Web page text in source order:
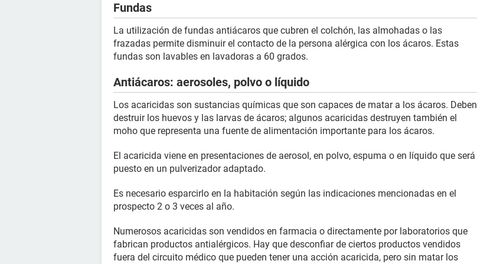
Fundas
La utilización de fundas antiácaros que cubren el colchón, las almohadas o las
frazadas permite disminuir el contacto de la persona alérgica con los ácaros. Estas
fundas son lavables en lavadoras a 60 grados.
Antiácaros: aerosoles, polvo o líquido
Los acaricidas son sustancias químicas que son capaces de matar a los ácaros. Deben
destruir los huevos y las larvas de ácaros; algunos acaricidas destruyen también el
moho que representa una fuente de alimentación importante para los ácaros.
El acaricida viene en presentaciones de aerosol, en polvo, espuma o en líquido que será
puesto en un pulverizador adaptado.
Es necesario esparcirlo en la habitación según las indicaciones mencionadas en el
prospecto 2 o 3 veces al año.
Numerosos acaricidas son vendidos en farmacia o directamente por laboratorios que
fabrican productos antialérgicos. Hay que desconfiar de ciertos productos vendidos
fuera del circuito médico que pueden tener una acción acaricida, pero sin matar los